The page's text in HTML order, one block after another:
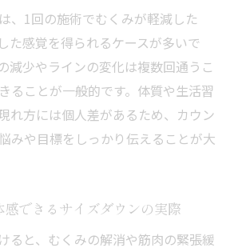
、1回の施術でむくみが軽減した
た感覚を得られるケースが多いで
減少やラインの変化は複数回通うこ
ることが一般的です。体質や生活習
れ方には個人差があるため、カウン
みや目標をしっかり伝えることが大
感できるサイズダウンの実際
ると、むくみの解消や筋肉の緊張緩